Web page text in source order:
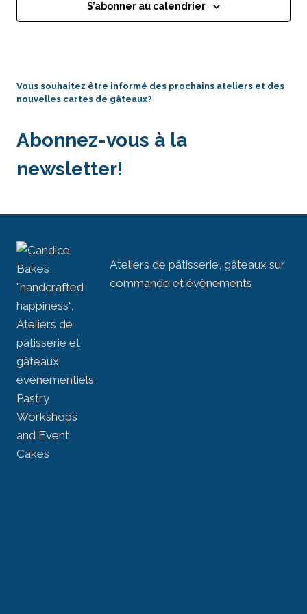
S’abonner au calendrier
Vous souhaitez être informé des prochains ateliers et des
nouvelles cartes de gâteaux?
Abonnez-vous à la
newsletter!
Ateliers de pâtisserie, gâteaux sur
commande et évènements